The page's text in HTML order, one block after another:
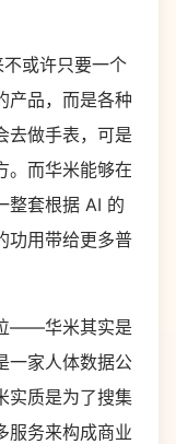
或许只要一个
产品，而是各种
去做手表，可是
。而华米能够在
整套根据 AI 的
功用带给更多普
——华米其实是
一家人体数据公
实质是为了搜集
服务来构成商业